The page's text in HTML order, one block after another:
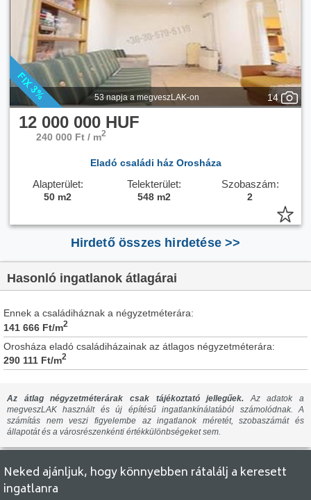
53 napja a megveszLAK-on 14
12 000 000 HUF
240 000 Ft / m2
Eladó családi ház Orosháza
Alapterület: Telekterület: Szobaszám:
50 m2 548 m2 2
Hirdető összes hirdetése >>
Hasonló ingatlanok átlagárai
Ennek a családiháznak a négyzetméterára:
141 666 Ft/m2
Orosháza eladó családiházainak az átlagos négyzetméterára:
290 111 Ft/m2
Az átlag négyzetméterárak csak tájékoztató jellegűek. Az adatok a
megveszLAK használt és új építésű ingatlankínálatából számolódnak. A
számítás nem veszi figyelembe az ingatlanok méretét, szobaszámát és
állapotát és a városrészenkénti értékkülönbségeket sem.
Neked ajánljuk, hogy könnyebben rátalálj a keresett
ingatlanra